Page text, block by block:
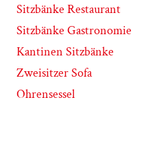
Sitzbänke Restaurant
Sitzbänke Gastronomie
Kantinen Sitzbänke
Zweisitzer Sofa
Ohrensessel